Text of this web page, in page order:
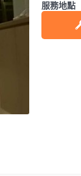
服務地點